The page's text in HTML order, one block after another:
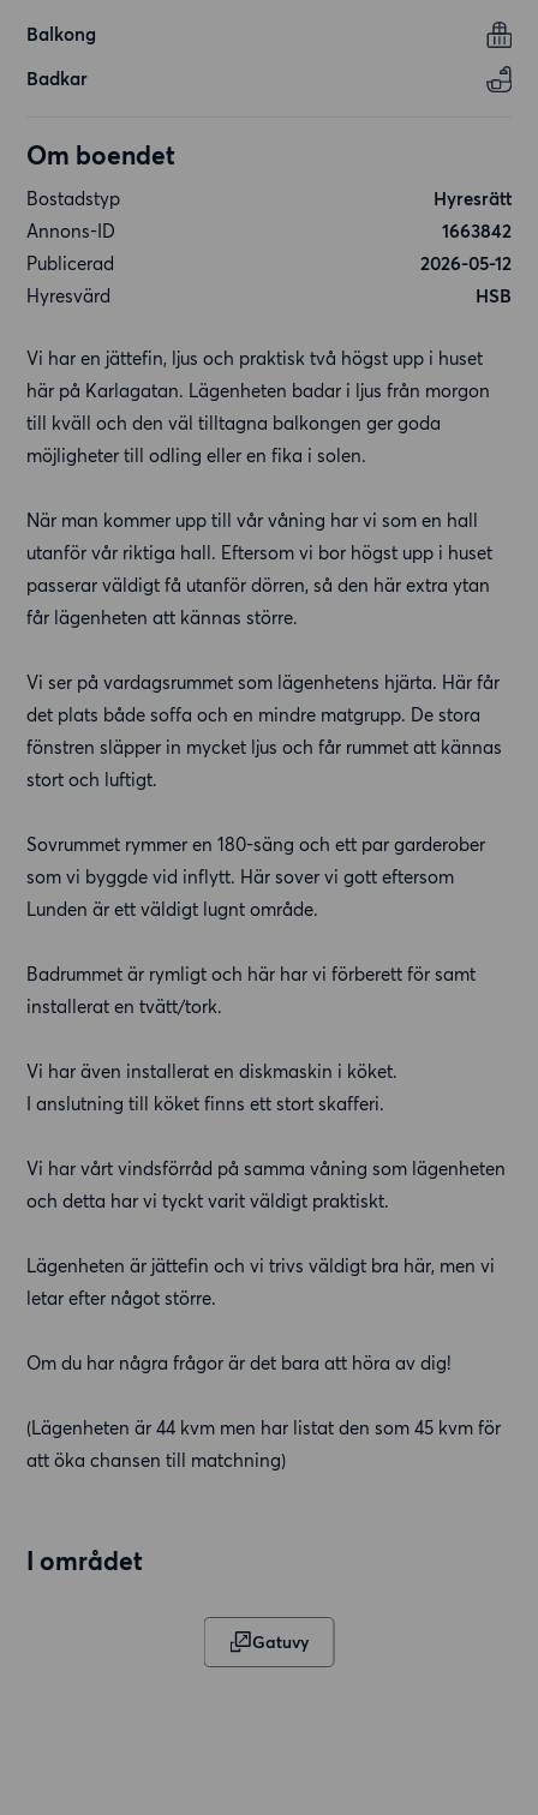
Balkong
Badkar
Om boendet
Bostadstyp
Hyresrätt
Annons-ID
1663842
Publicerad
2026-05-12
Hyresvärd
HSB
Vi har en jättefin, ljus och praktisk två högst upp i huset
här på Karlagatan. Lägenheten badar i ljus från morgon
till kväll och den väl tilltagna balkongen ger goda
möjligheter till odling eller en fika i solen.
När man kommer upp till vår våning har vi som en hall
utanför vår riktiga hall. Eftersom vi bor högst upp i huset
passerar väldigt få utanför dörren, så den här extra ytan
får lägenheten att kännas större.
Vi ser på vardagsrummet som lägenhetens hjärta. Här får
det plats både soffa och en mindre matgrupp. De stora
fönstren släpper in mycket ljus och får rummet att kännas
stort och luftigt.
Sovrummet rymmer en 180-säng och ett par garderober
som vi byggde vid inflytt. Här sover vi gott eftersom
Lunden är ett väldigt lugnt område.
Badrummet är rymligt och här har vi förberett för samt
installerat en tvätt/tork.
Vi har även installerat en diskmaskin i köket.
I anslutning till köket finns ett stort skafferi.
Vi har vårt vindsförråd på samma våning som lägenheten
och detta har vi tyckt varit väldigt praktiskt.
Lägenheten är jättefin och vi trivs väldigt bra här, men vi
letar efter något större.
Om du har några frågor är det bara att höra av dig!
(Lägenheten är 44 kvm men har listat den som 45 kvm för
att öka chansen till matchning)
I området
Gatuvy